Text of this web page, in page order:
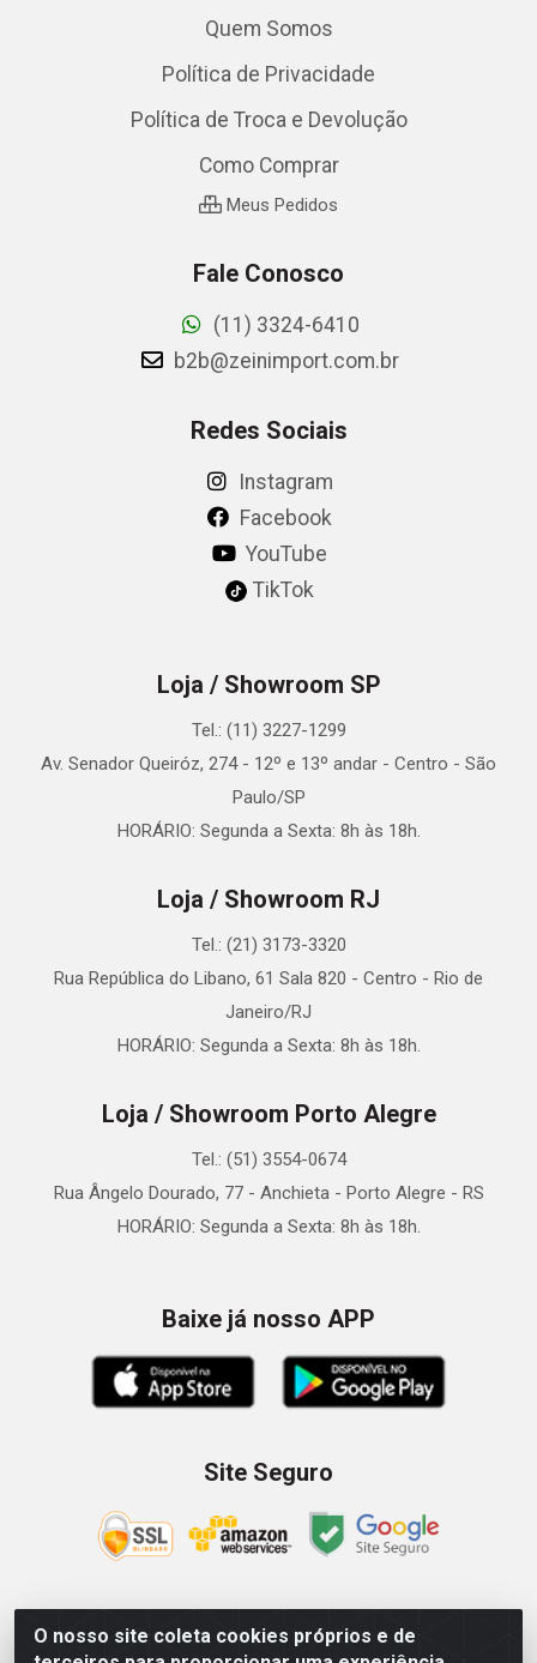
O nosso site coleta cookies próprios e de
Quem Somos
Política de Privacidade
Política de Troca e Devolução
Como Comprar
Meus Pedidos
Fale Conosco
(11) 3324-6410
b2b@zeinimport.com.br
Redes Sociais
Instagram
Facebook
YouTube
TikTok
Loja / Showroom SP
Tel.: (11) 3227-1299
Av. Senador Queiróz, 274 - 12º e 13º andar - Centro - São
Paulo/SP
HORÁRIO: Segunda a Sexta: 8h às 18h.
Loja / Showroom RJ
Tel.: (21) 3173-3320
Rua República do Libano, 61 Sala 820 - Centro - Rio de
Janeiro/RJ
HORÁRIO: Segunda a Sexta: 8h às 18h.
Loja / Showroom Porto Alegre
Tel.: (51) 3554-0674
Rua Ângelo Dourado, 77 - Anchieta - Porto Alegre - RS
HORÁRIO: Segunda a Sexta: 8h às 18h.
Baixe já nosso APP
Site Seguro
Zein Importação e Comércio LTDA - Av. Senador Queiróz, 274